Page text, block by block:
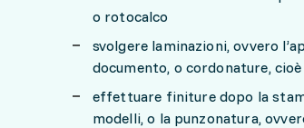
o rotocalco
svolgere laminazioni, ovvero
documento, o cordonature,
effettuare finiture dopo la
modelli, o la punzonatura,